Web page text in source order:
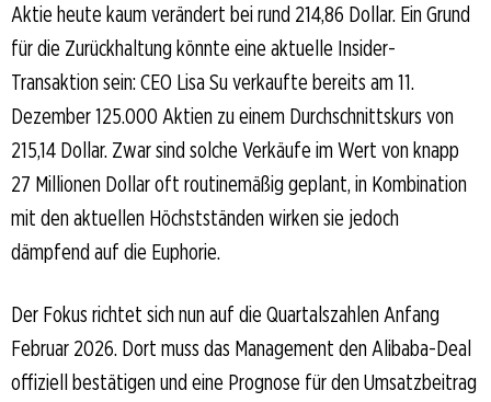
Aktie heute kaum verändert bei rund 214,86 Dollar. Ein Grund
für die Zurückhaltung könnte eine aktuelle Insider-
Transaktion sein: CEO Lisa Su verkaufte bereits am 11.
Dezember 125.000 Aktien zu einem Durchschnittskurs von
215,14 Dollar. Zwar sind solche Verkäufe im Wert von knapp
27 Millionen Dollar oft routinemäßig geplant, in Kombination
mit den aktuellen Höchstständen wirken sie jedoch
dämpfend auf die Euphorie.
Der Fokus richtet sich nun auf die Quartalszahlen Anfang
Februar 2026. Dort muss das Management den Alibaba-Deal
offiziell bestätigen und eine Prognose für den Umsatzbeitrag